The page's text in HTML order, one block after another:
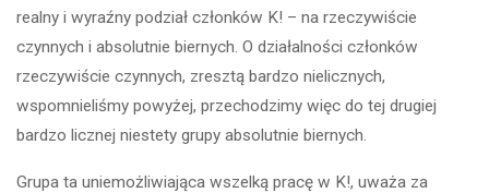
realny i wyraźny podział członków K! – na rzeczywiście
czynnych i absolutnie biernych. O działalności członków
rzeczywiście czynnych, zresztą bardzo nielicznych,
wspomnieliśmy powyżej, przechodzimy więc do tej drugiej
bardzo licznej niestety grupy absolutnie biernych.
Grupa ta uniemożliwiająca wszelką pracę w K!, uważa za